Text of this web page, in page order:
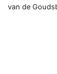
van de